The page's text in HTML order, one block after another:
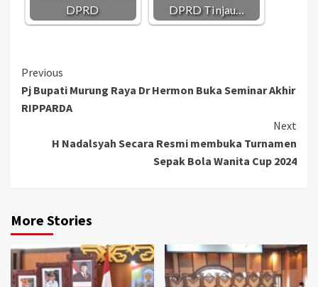
DPRD
DPRD Tinjau…
Continue
Reading
Previous
Pj Bupati Murung Raya Dr Hermon Buka Seminar Akhir
RIPPARDA
Next
H Nadalsyah Secara Resmi membuka Turnamen
Sepak Bola Wanita Cup 2024
More Stories